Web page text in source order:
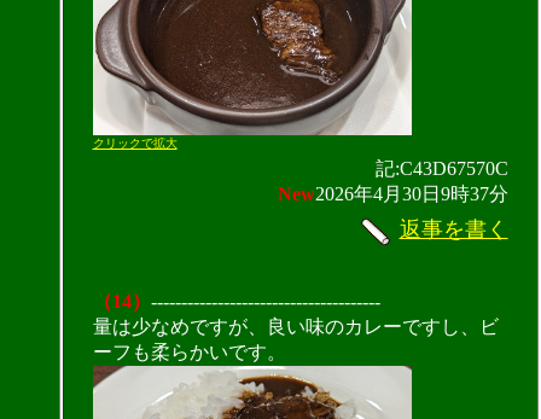
クリックで拡大
記:C43D67570C
New2026年4月30日9時37分
返事を書く
（14） --------------------------------------
量は少なめですが、良い味のカレーですし、ビ
ーフも柔らかいです。